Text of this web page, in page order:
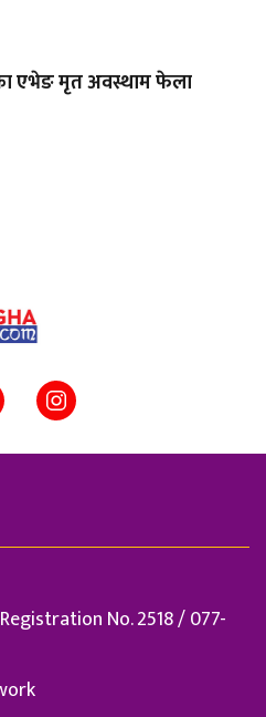
एभेङ मृत अवस्थाम फेला
No. 2518 / 077-